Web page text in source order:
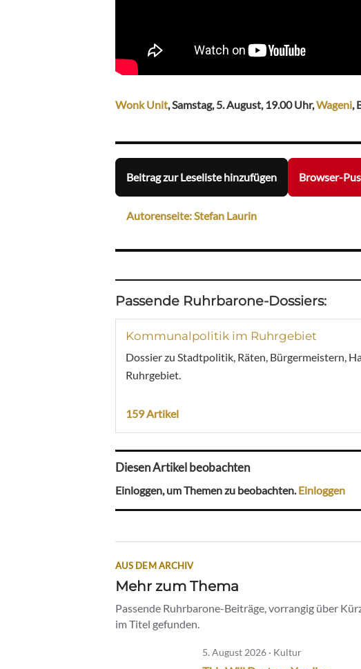
Wonk Unit, Samstag, 5. August, 19.00 Uhr,Wageni,
Beitrag zur Leseliste hinzufügen Browser-
Autorenseite: Stefan Laurin
Passende Ruhrbarone-Dossiers:
Kommunalpolitik im Ruhrgebiet
Dossier zu Stadtpolitik, Räten, Bürgermeistern,
Ruhrgebiet.
159 Artikel
Diesen Artikel beobachten
Einloggen, um Themen zu beobachten.Einloggen
AUS DEM ARCHIV
Mehr zum Thema
Passende Ruhrbarone-Beiträge, vorrangig über
im Titel gefunden.
5. August 2026 · Kultur